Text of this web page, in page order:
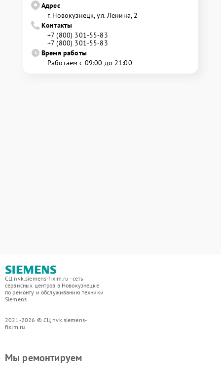
Адрес
г. Новокузнецк, ул. Ленина, 2
Контакты
+7 (800) 301-55-83
+7 (800) 301-55-83
Время работы
Работаем с 09:00 до 21:00
СЦ nvk.siemens-fixim.ru - сеть
сервисных центров в Новокузнецке
по ремонту и обслуживанию техники
Siemens
2021-2026 © СЦ nvk.siemens-
fixim.ru
Мы ремонтируем